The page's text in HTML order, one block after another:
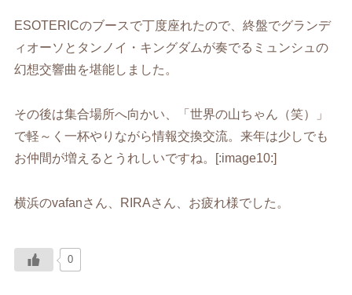
ESOTERICのブースで丁度座れたので、終盤でグランデ
ィオーソとタンノイ・キングダムが奏でるミュンシュの
幻想交響曲を堪能しました。
その後は集合場所へ向かい、「世界の山ちゃん（笑）」
で軽～く一杯やりながら情報交換交流。来年は少しでも
お仲間が増えるとうれしいですね。[:image10:]
横浜のvafanさん、RIRAさん、お疲れ様でした。
0